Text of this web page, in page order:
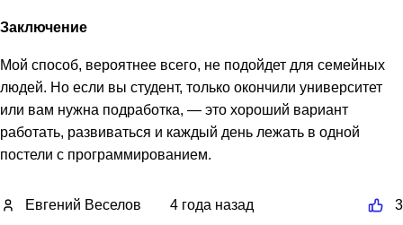
Заключение
Мой способ, вероятнее всего, не подойдет для семейных
людей. Но если вы студент, только окончили университет
или вам нужна подработка, — это хороший вариант
работать, развиваться и каждый день лежать в одной
постели с программированием.
Евгений Веселов 4 года назад 3